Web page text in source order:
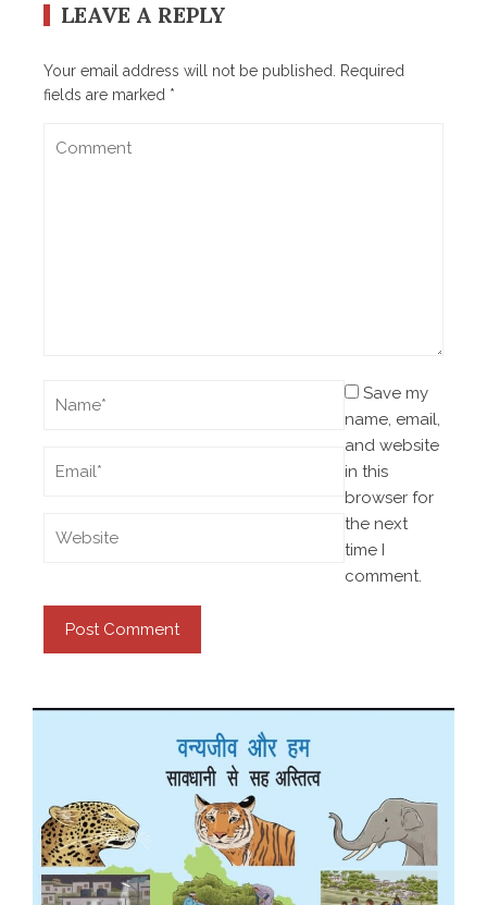
LEAVE A REPLY
Your email address will not be published.
Required
fields are marked *
Save my
name, email,
and website
in this
browser for
the next
time I
comment.